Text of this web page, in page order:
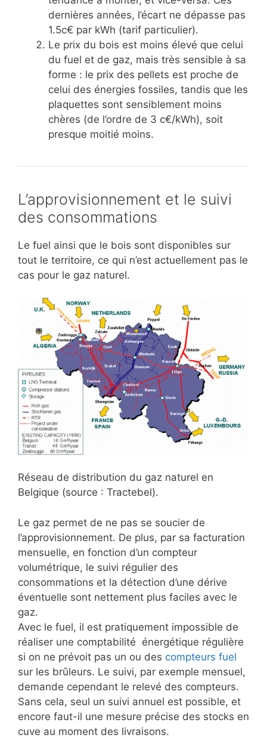
dernières années, l’écart ne dépasse pas
1.5c€ par kWh (tarif particulier).
Le prix du bois est moins élevé que celui
du fuel et de gaz, mais très sensible à sa
forme : le prix des pellets est proche de
celui des énergies fossiles, tandis que les
plaquettes sont sensiblement moins
chères (de l’ordre de 3 c€/kWh), soit
presque moitié moins.
L’approvisionnement et le suivi
des consommations
Le fuel ainsi que le bois sont disponibles sur
tout le territoire, ce qui n’est actuellement pas le
cas pour le gaz naturel.
Réseau de distribution du gaz naturel en
Belgique (source : Tractebel).
Le gaz permet de ne pas se soucier de
l’approvisionnement. De plus, par sa facturation
mensuelle, en fonction d’un compteur
volumétrique, le suivi régulier des
consommations et la détection d’une dérive
éventuelle sont nettement plus faciles avec le
gaz.
Avec le fuel, il est pratiquement impossible de
réaliser une comptabilité énergétique régulière
si on ne prévoit pas un ou des compteurs fuel
sur les brûleurs. Le suivi, par exemple mensuel,
demande cependant le relevé des compteurs.
Sans cela, seul un suivi annuel est possible, et
encore faut-il une mesure précise des stocks en
cuve au moment des livraisons.